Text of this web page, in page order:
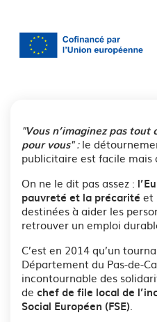
"Vous n’imaginez pas
pour vous":le
publicitaire est facile mais
On ne le dit pas assez :
pauvreté et la précarité et
destinées à aider les
retrouver un emploi
C’est en 2014 qu’un
Département du Pas-de-
incontournable des
de chef de file local de
Social Européen (FSE).